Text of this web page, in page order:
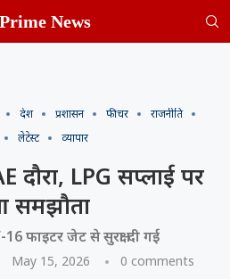
News
देश प्रशासन फीचर
राजनीति
लेटेस्ट व्यापार
दौरा, LPG सप्लाई पर
समझौता
फाइटर जेट से सुरक्षा दी गई
May 15, 2026 0 comments